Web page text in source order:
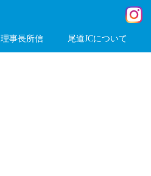
理事長所信 尾道JCについて